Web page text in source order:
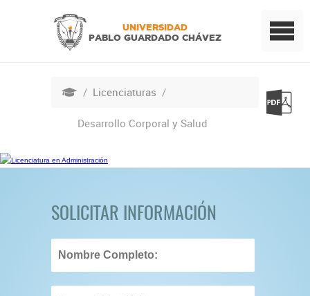
UNIVERSIDAD
PABLO GUARDADO CHÁVEZ
/ Licenciaturas /
Desarrollo Corporal y Salud
SOLICITAR INFORMACIÓN